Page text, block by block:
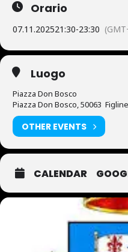
Orario
07.11.202521:30-23:30
Luogo
Piazza Don Bosco
Piazza Don Bosco, 50063
OTHER EVENTS
CALENDAR